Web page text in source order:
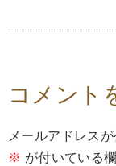
コメント
メールアドレス
※ が付いている